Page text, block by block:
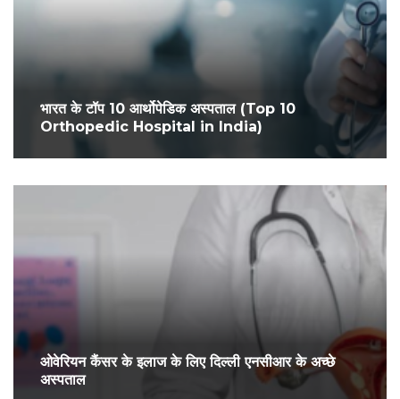
भारत के टॉप 10 आर्थोपेडिक अस्पताल (Top 10
Orthopedic Hospital in India)
ओवेरियन कैंसर के इलाज के लिए दिल्ली एनसीआर के अच्छे
अस्पताल